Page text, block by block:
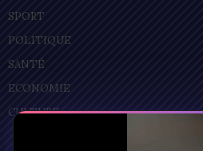
SPORT
POLITIQUE
SANTÉ
ECONOMIE
CULTURE